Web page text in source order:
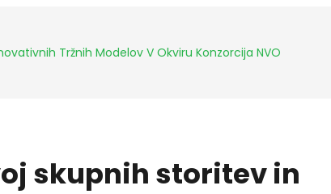
Tržnih Modelov V Okviru Konzorcija NVO
skupnih storitev in